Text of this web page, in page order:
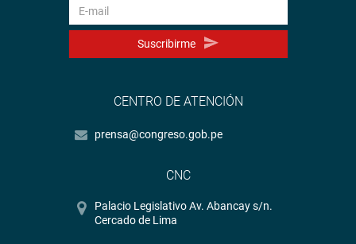
Suscribirme
CENTRO DE ATENCIÓN
prensa@congreso.gob.pe
CNC
Palacio Legislativo Av. Abancay s/n.
Cercado de Lima